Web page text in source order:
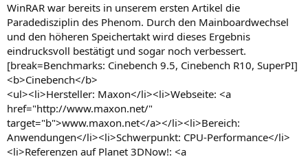
WinRAR war bereits in unserem ersten Artikel die
Paradedisziplin des Phenom. Durch den Mainboardwechsel
und den höheren Speichertakt wird dieses Ergebnis
eindrucksvoll bestätigt und sogar noch verbessert.
[break=Benchmarks: Cinebench 9.5, Cinebench R10, SuperPI]
<b>Cinebench</b>
<ul><li>Hersteller: Maxon</li><li>Webseite: <a
href="http://www.maxon.net/"
target="b">www.maxon.net</a></li><li>Bereich:
Anwendungen</li><li>Schwerpunkt: CPU-Performance</li>
<li>Referenzen auf Planet 3DNow!: <a